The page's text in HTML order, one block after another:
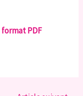
format PDF